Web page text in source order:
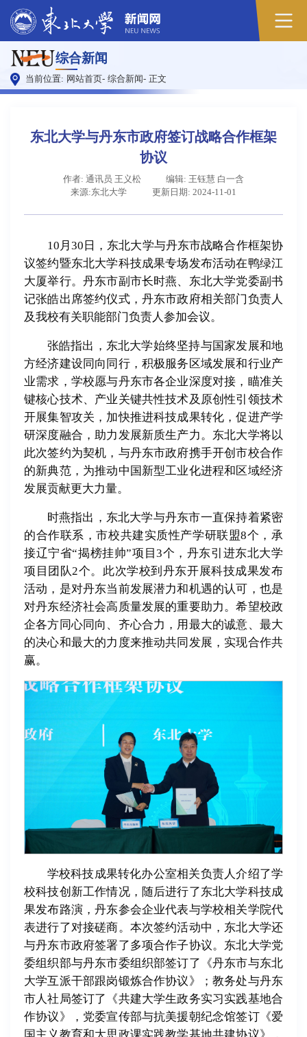
综合新闻
当前位置: 网站首页- 综合新闻- 正文
东北大学与丹东市政府签订战略合作框架
协议
作者: 通讯员 王义松
编辑: 王钰慧 白一含
来源:东北大学
更新日期: 2024-11-01
10月30日，东北大学与丹东市战略合作框架协
议签约暨东北大学科技成果专场发布活动在鸭绿江
大厦举行。丹东市副市长时燕、东北大学党委副书
记张皓出席签约仪式，丹东市政府相关部门负责人
及我校有关职能部门负责人参加会议。
张皓指出，东北大学始终坚持与国家发展和地
方经济建设同向同行，积极服务区域发展和行业产
业需求，学校愿与丹东市各企业深度对接，瞄准关
键核心技术、产业关键共性技术及原创性引领技术
开展集智攻关，加快推进科技成果转化，促进产学
研深度融合，助力发展新质生产力。东北大学将以
此次签约为契机，与丹东市政府携手开创市校合作
的新典范，为推动中国新型工业化进程和区域经济
发展贡献更大力量。
时燕指出，东北大学与丹东市一直保持着紧密
的合作联系，市校共建实质性产学研联盟8个，承
接辽宁省“揭榜挂帅”项目3个，丹东引进东北大学
项目团队2个。此次学校到丹东开展科技成果发布
活动，是对丹东当前发展潜力和机遇的认可，也是
对丹东经济社会高质量发展的重要助力。希望校政
企各方同心同向、齐心合力，用最大的诚意、最大
的决心和最大的力度来推动共同发展，实现合作共
赢。
学校科技成果转化办公室相关负责人介绍了学
校科技创新工作情况，随后进行了东北大学科技成
果发布路演，丹东参会企业代表与学校相关学院代
表进行了对接磋商。本次签约活动中，东北大学还
与丹东市政府签署了多项合作子协议。东北大学党
委组织部与丹东市委组织部签订了《丹东市与东北
大学互派干部跟岗锻炼合作协议》；教务处与丹东
市人社局签订了《共建大学生政务实习实践基地合
作协议》，党委宣传部与抗美援朝纪念馆签订《爱
原